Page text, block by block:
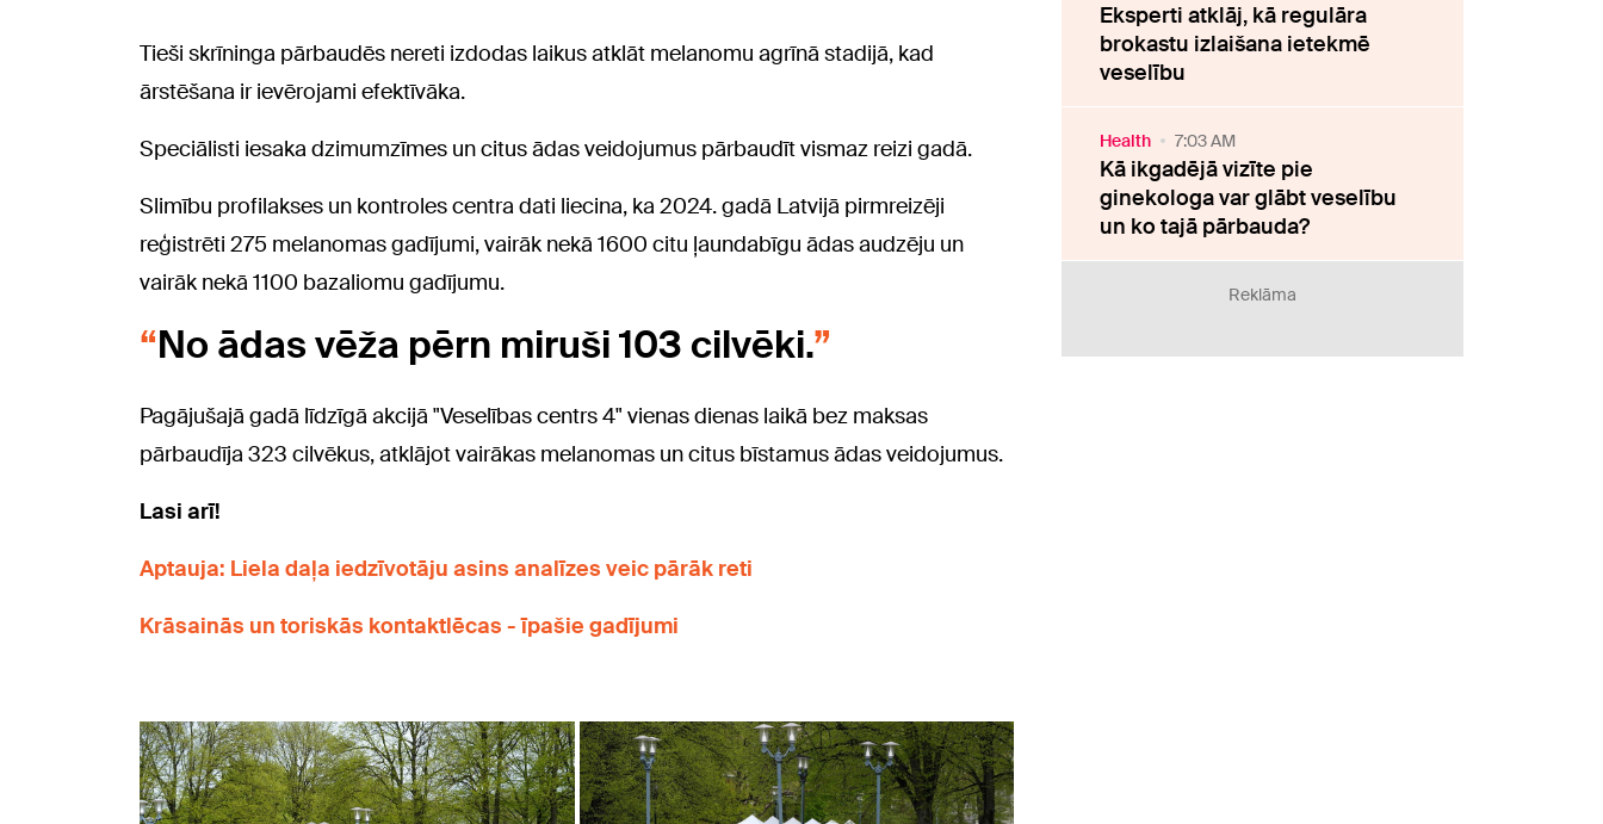
Tieši skrīninga pārbaudēs nereti izdodas laikus atklāt melanomu agrīnā stadijā, kad
ārstēšana ir ievērojami efektīvāka.
Speciālisti iesaka dzimumzīmes un citus ādas veidojumus pārbaudīt vismaz reizi gadā.
Slimību profilakses un kontroles centra dati liecina, ka 2024. gadā Latvijā pirmreizēji
reģistrēti 275 melanomas gadījumi, vairāk nekā 1600 citu ļaundabīgu ādas audzēju un
vairāk nekā 1100 bazaliomu gadījumu.
No ādas vēža pērn miruši 103 cilvēki.
Pagājušajā gadā līdzīgā akcijā "Veselības centrs 4" vienas dienas laikā bez maksas
pārbaudīja 323 cilvēkus, atklājot vairākas melanomas un citus bīstamus ādas veidojumus.
Lasi arī!
Aptauja: Liela daļa iedzīvotāju asins analīzes veic pārāk reti
Krāsainās un toriskās kontaktlēcas - īpašie gadījumi
Eksperti atklāj, kā regulāra
brokastu izlaišana ietekmē
veselību
Health 7:03 AM
Kā ikgadējā vizīte pie
ginekologa var glābt veselību
un ko tajā pārbauda?
Reklāma